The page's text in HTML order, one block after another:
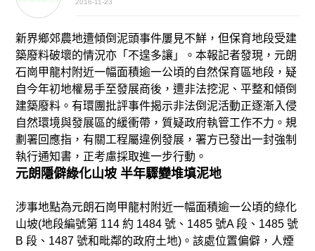
2016-11-23
新界鄉郊農地遭傾倒泥頭事件屢見不鮮，但保育地段受建
築廢料破壞的情況亦「不遑多讓」。本報記者發現，元朗
石崗甲龍村附近一幅面積逾一公頃的自然保育區地段，疑
自今年初地權易手至發展商後，遭非法挖泥、平整和傾倒
建築廢料。有環團批評事件揭示非法倒泥活動正逐漸入侵
自然環境與發展區的緩衝帶，質疑政府執管工作不力。規
劃署回應指，有關工程屬違例發展，署方已發出一封強制
執行通知書，正考慮採取進一步行動。
元朗隱僻綠化山坡 半年驟變堆填泥地
涉事地點為元朗石崗甲龍村附近一幅面積逾一公頃的綠化
山坡(地段編號第 114 約 1484 號、1485 號A 段、1485 號
B 段、1487 號和毗鄰的政府土地)。該處位置偏僻，人煙